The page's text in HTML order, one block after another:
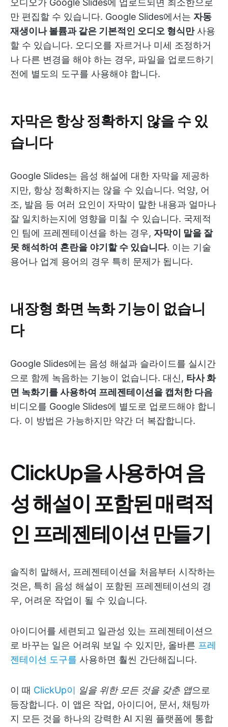
오디오가 Google Slides에 업로드되면 최소한으로
만 편집할 수 있습니다. Google Slides에서는 자동
재생이나 볼륨과 같은 기본적인 오디오 형식만사용
할 수 있습니다. 오디오를 자르거나 미세 조정하거
나 다른 변경을 해야 하는 경우, 파일을 업로드하기
전에 별도의 도구를 사용해야 합니다.
자막은 항상 정확하지 않을 수 있
습니다
Google Slides는 음성 해설에 대한 자막을 제공하
지만, 항상 정확하지는 않을 수 있습니다. 억양, 어
조, 발음 등 여러 요인이 자막이 말한 내용과 얼마나
잘 일치하는지에 영향을 미칠 수 있습니다. 국제적
인 팀에 프레젠테이션을 하는 경우, 자막이 말을 잘
못 해석하여 혼란을 야기할 수 있습니다. 이는 기술
용어나 업계 용어의 경우 특히 문제가 됩니다.
내장형 화면 녹화 기능이 없습니
다
Google Slides에는 음성 해설과 슬라이드를 실시간
으로 함께 녹음하는 기능이 없습니다. 대신, 타사 화
면 녹화기를 사용하여 프레젠테이션을 캡처한 다음
비디오를 Google Slides에 별도로 업로드해야 합니
다. 이 방법은 가능하지만 약간 더 복잡합니다.
ClickUp을 사용하여 음
성 해설이 포함된 매력적
인 프레젠테이션 만들기
솔직히 말해서, 프레젠테이션을 처음부터 시작하는
것은, 특히 음성 해설이 포함된 프레젠테이션의 경
우, 어려운 작업이 될 수 있습니다.
아이디어를 세련되고 일관성 있는 프레젠테이션으
로 바꾸는 일은 어려워 보일 수 있지만, 올바른 프레
젠테이션 도구를 사용하면 훨씬 간단해집니다.
이 때 ClickUp이 일을 위한 모든 것을 갖춘 앱으로
등장합니다. 이 앱은 작업, 아이디어, 문서, 채팅까
지 모든 것을 하나의 강력한 AI 지원 플랫폼에 통합